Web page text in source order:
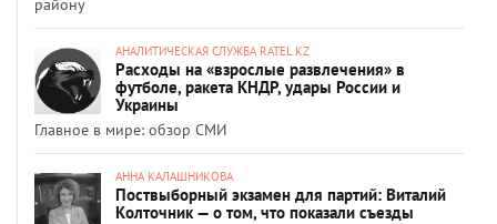
району
АНАЛИТИЧЕСКАЯ СЛУЖБА RATEL.KZ
Расходы на «взрослые развлечения» в
футболе, ракета КНДР, удары России и
Украины
Главное в мире: обзор СМИ
АННА КАЛАШНИКОВА
Поствыборный экзамен для партий: Виталий
Колточник — о том, что показали съезды